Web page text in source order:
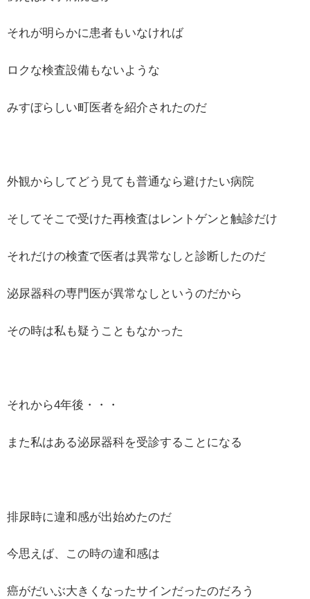
それが明らかに患者もいなければ
ロクな検査設備もないような
みすぼらしい町医者を紹介されたのだ
外観からしてどう見ても普通なら避けたい病院
そしてそこで受けた再検査はレントゲンと触診だけ
それだけの検査で医者は異常なしと診断したのだ
泌尿器科の専門医が異常なしというのだから
その時は私も疑うこともなかった
それから4年後・・・
また私はある泌尿器科を受診することになる
排尿時に違和感が出始めたのだ
今思えば、この時の違和感は
癌がだいぶ大きくなったサインだったのだろう